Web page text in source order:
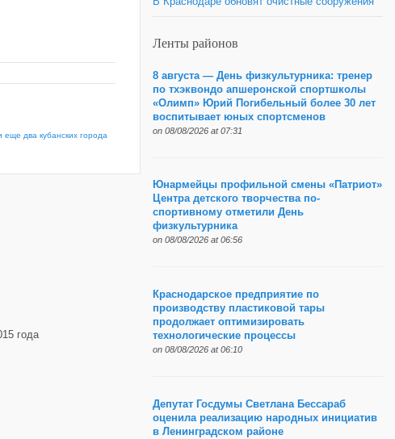
два кубанских города
Ленты районов
8 августа — День физкультурника: тренер
по тхэквондо апшеронской спортшколы
«Олимп» Юрий Погибельный более 30 лет
воспитывает юных спортсменов
on 08/08/2026 at 07:31
Юнармейцы профильной смены «Патриот»
Центра детского творчества по-
спортивному отметили День
физкультурника
on 08/08/2026 at 06:56
Краснодарское предприятие по
производству пластиковой тары
продолжает оптимизировать
технологические процессы
on 08/08/2026 at 06:10
Депутат Госдумы Светлана Бессараб
оценила реализацию народных инициатив
в Ленинградском районе
года